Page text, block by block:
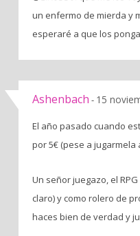
un enfermo de mierda y
esperaré a que los
Ashenbach - 15
El año pasado cuando
por 5€ (pese a
Un señor juegazo, el
claro) y como rolero de
haces bien de verdad y